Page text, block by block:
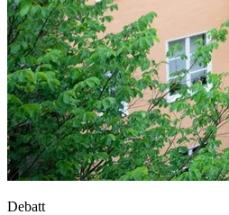
Debatt